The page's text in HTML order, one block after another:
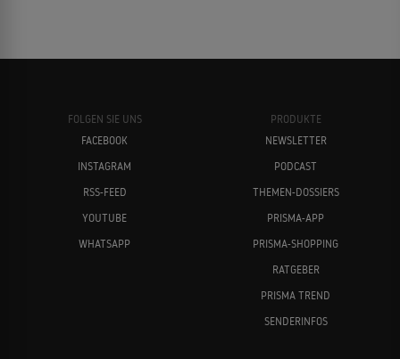
FOLGEN SIE UNS
FACEBOOK
INSTAGRAM
RSS-FEED
YOUTUBE
WHATSAPP
PRODUKTE
NEWSLETTER
PODCAST
THEMEN-DOSSIERS
PRISMA-APP
PRISMA-SHOPPING
RATGEBER
PRISMA TREND
SENDERINFOS